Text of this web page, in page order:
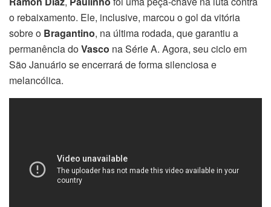
o rebaixamento. Ele, inclusive, marcou o gol da vitória
sobre o Bragantino, na última rodada, que garantiu a
permanência doVasco na Série A. Agora, seu ciclo em
São Januário se encerrará de forma silenciosa e
melancólica.